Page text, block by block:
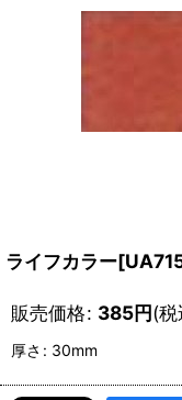
ライフカラー
販売価格: 385円(税
厚さ : 30mm